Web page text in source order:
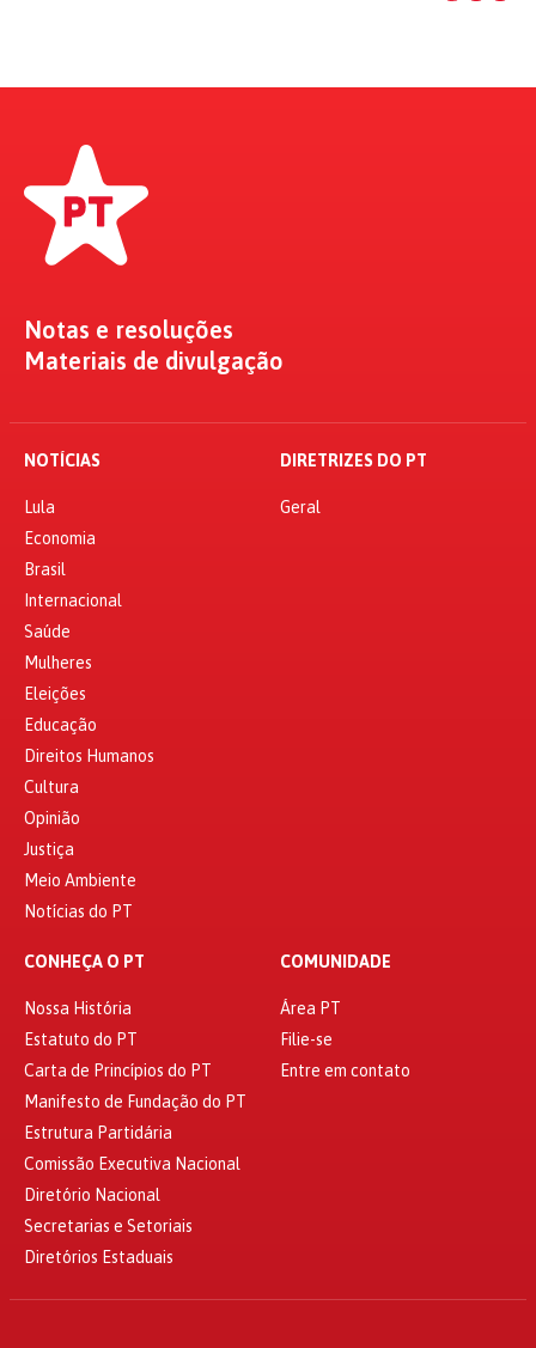
Notas e resoluções
Materiais de divulgação
NOTÍCIAS
Lula
Economia
Brasil
Internacional
Saúde
Mulheres
Eleições
Educação
Direitos Humanos
Cultura
Opinião
Justiça
Meio Ambiente
Notícias do PT
DIRETRIZES DO PT
Geral
CONHEÇA O PT
Nossa História
Estatuto do PT
Carta de Princípios do PT
Manifesto de Fundação do PT
Estrutura Partidária
Comissão Executiva Nacional
Diretório Nacional
Secretarias e Setoriais
Diretórios Estaduais
COMUNIDADE
Área PT
Filie-se
Entre em contato